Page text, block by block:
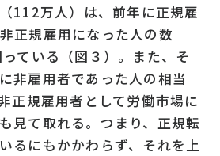
112万人）は、前年に正規雇
正規雇用になった人の数
っている（図３）。また、そ
非雇用者であった人の相当
正規雇用者として労働市場に
見て取れる。つまり、正規転
るにもかかわらず、それを上